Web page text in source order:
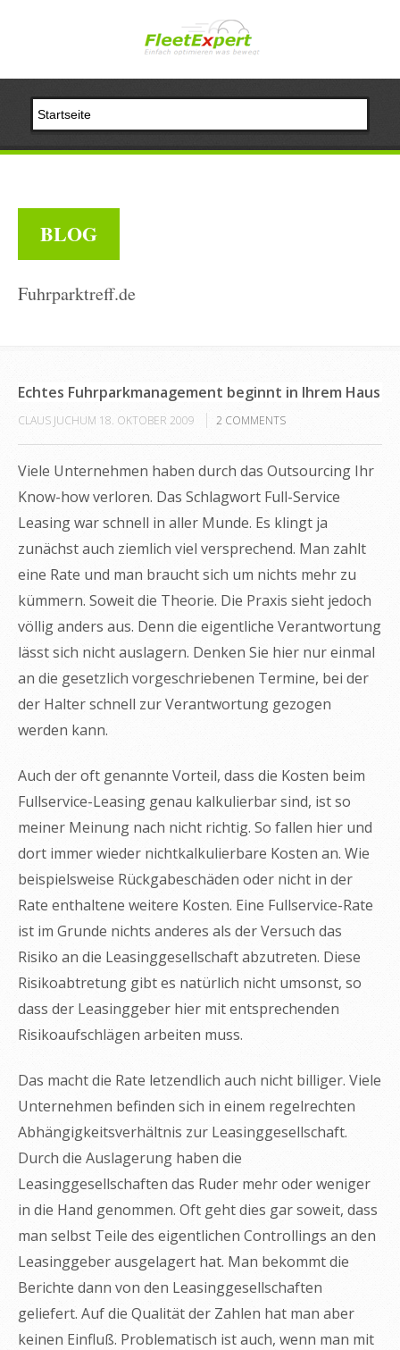
BLOG
Fuhrparktreff.de
Echtes Fuhrparkmanagement beginnt in Ihrem Haus
CLAUS JUCHUM 18. OKTOBER 2009 2 COMMENTS
Viele Unternehmen haben durch das Outsourcing Ihr
Know-how verloren. Das Schlagwort Full-Service
Leasing war schnell in aller Munde. Es klingt ja
zunächst auch ziemlich viel versprechend. Man zahlt
eine Rate und man braucht sich um nichts mehr zu
kümmern. Soweit die Theorie. Die Praxis sieht jedoch
völlig anders aus. Denn die eigentliche Verantwortung
lässt sich nicht auslagern. Denken Sie hier nur einmal
an die gesetzlich vorgeschriebenen Termine, bei der
der Halter schnell zur Verantwortung gezogen
werden kann.
Auch der oft genannte Vorteil, dass die Kosten beim
Fullservice-Leasing genau kalkulierbar sind, ist so
meiner Meinung nach nicht richtig. So fallen hier und
dort immer wieder nichtkalkulierbare Kosten an. Wie
beispielsweise Rückgabeschäden oder nicht in der
Rate enthaltene weitere Kosten. Eine Fullservice-Rate
ist im Grunde nichts anderes als der Versuch das
Risiko an die Leasinggesellschaft abzutreten. Diese
Risikoabtretung gibt es natürlich nicht umsonst, so
dass der Leasinggeber hier mit entsprechenden
Risikoaufschlägen arbeiten muss.
Das macht die Rate letzendlich auch nicht billiger. Viele
Unternehmen befinden sich in einem regelrechten
Abhängigkeitsverhältnis zur Leasinggesellschaft.
Durch die Auslagerung haben die
Leasinggesellschaften das Ruder mehr oder weniger
in die Hand genommen. Oft geht dies gar soweit, dass
man selbst Teile des eigentlichen Controllings an den
Leasinggeber ausgelagert hat. Man bekommt die
Berichte dann von den Leasinggesellschaften
geliefert. Auf die Qualität der Zahlen hat man aber
keinen Einfluß. Problematisch ist auch, wenn man mit